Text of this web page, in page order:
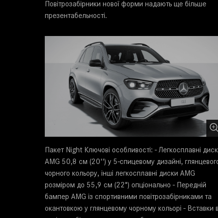
Повітрозабірники нової форми надають ще більше
презентабельності.
Пакет Night Ключові особливості: - Легкосплавні
AMG 50,8 см (20'') у 5-спицевому дизайні,
чорного кольору, інші легкосплавні диски AMG
розміром до 55,9 см (22") опціонально - Передній
бампер AMG із спортивними повітрозабірниками та
окантовкою у глянцевому чорному кольорі - Вставки в